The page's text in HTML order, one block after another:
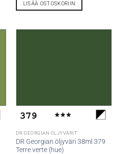
LISÄÄ OSTOSKORIIN
DR GEORGIAN ÖLJYVÄRIT
DR Georgian öljyväri 38ml 379
Terre verte (hue)